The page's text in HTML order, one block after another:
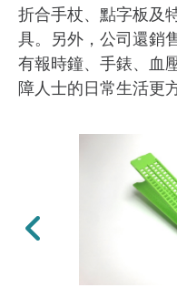
折合手杖、點字板及
具。另外，公司還銷
有報時鐘、手錶、血
障人士的日常生活更